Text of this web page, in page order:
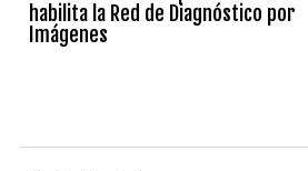
habilita la Red de Diagnóstico por
Imágenes